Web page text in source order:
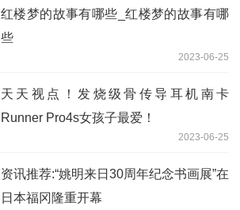
红楼梦的故事有哪些_红楼梦的故事有哪
些
2023-06-25
天天视点！发烧级骨传导耳机南卡
Runner Pro4s女孩子最爱！
2023-06-25
资讯推荐:“姚明来日30周年纪念书画展”在
日本福冈隆重开幕